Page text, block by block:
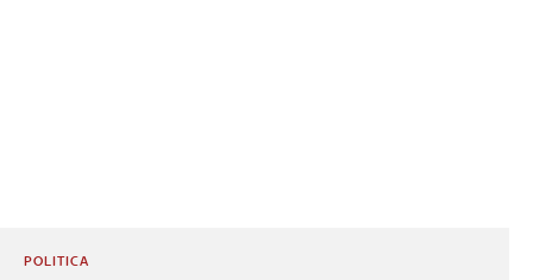
POLITICA